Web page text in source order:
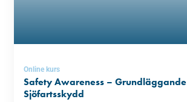
Online kurs
Safety Awareness – Grundläggande
Sjöfartsskydd